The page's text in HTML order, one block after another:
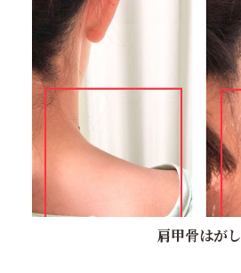
肩甲骨はがし